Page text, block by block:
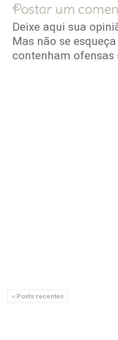
Postar um
Deixe aqui sua
Mas não se
contenham
« Posts recentes